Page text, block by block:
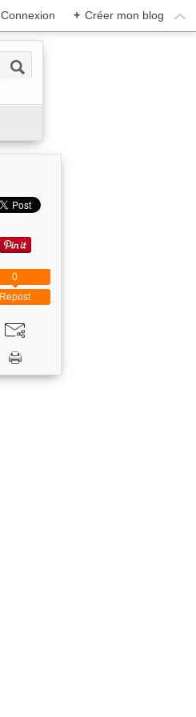
Connexion + Créer mon blog
Repost
0